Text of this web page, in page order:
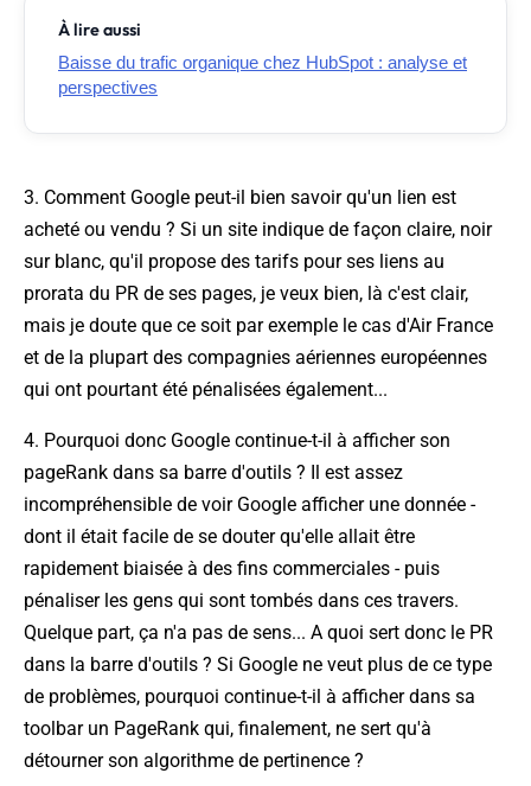
À lire aussi
Baisse du trafic organique chez HubSpot : analyse et
perspectives
3. Comment Google peut-il bien savoir qu'un lien est
acheté ou vendu ? Si un site indique de façon claire, noir
sur blanc, qu'il propose des tarifs pour ses liens au
prorata du PR de ses pages, je veux bien, là c'est clair,
mais je doute que ce soit par exemple le cas d'Air France
et de la plupart des compagnies aériennes européennes
qui ont pourtant été pénalisées également...
4. Pourquoi donc Google continue-t-il à afficher son
pageRank dans sa barre d'outils ? Il est assez
incompréhensible de voir Google afficher une donnée -
dont il était facile de se douter qu'elle allait être
rapidement biaisée à des fins commerciales - puis
pénaliser les gens qui sont tombés dans ces travers.
Quelque part, ça n'a pas de sens... A quoi sert donc le PR
dans la barre d'outils ? Si Google ne veut plus de ce type
de problèmes, pourquoi continue-t-il à afficher dans sa
toolbarun PageRank qui, finalement, ne sert qu'à
détourner son algorithme de pertinence ?